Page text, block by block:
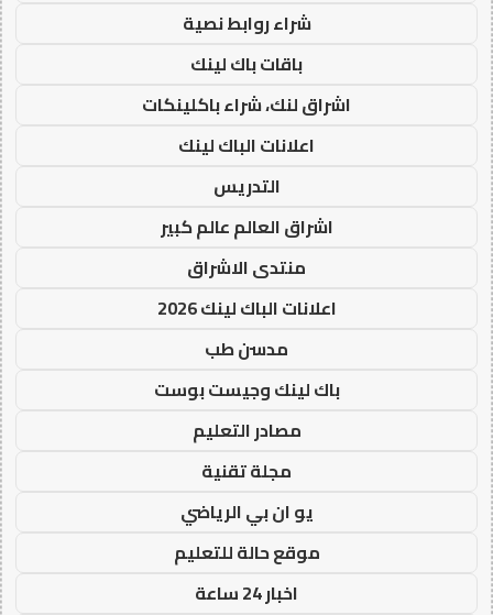
شراء روابط نصية
باقات باك لينك
اشراق لنك، شراء باكلينكات
اعلانات الباك لينك
التدريس
اشراق العالم عالم كبير
منتدى الاشراق
اعلانات الباك لينك 2026
مدسن طب
باك لينك وجيست بوست
مصادر التعليم
مجلة تقنية
يو ان بي الرياضي
موقع حالة للتعليم
اخبار 24 ساعة